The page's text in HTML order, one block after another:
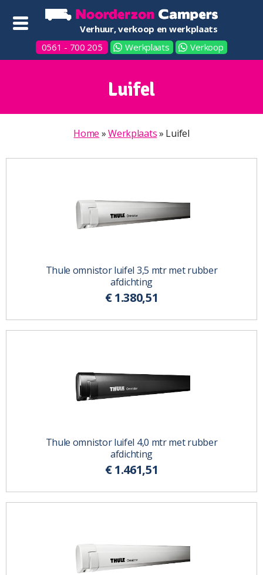
Verhuur, verkoop en werkplaats
0561 - 700 205
Werkplaats Verkoop
Luifel
Home »Werkplaats» Luifel
Thule omnistor luifel 3,5 mtr met rubber
afdichting
€ 1.380,51
Thule omnistor luifel 4,0 mtr met rubber
afdichting
€ 1.461,51